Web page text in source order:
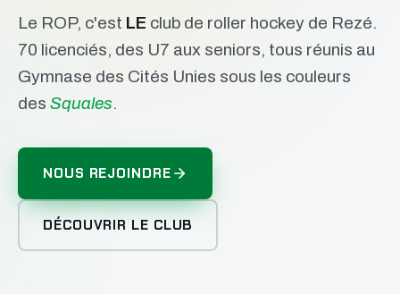
Le ROP, c'est LE club de roller hockey de Rezé.
70 licenciés, des U7 aux seniors, tous réunis au
Gymnase des Cités Unies sous les couleurs
des Squales.
NOUS REJOINDRE
DÉCOUVRIR LE CLUB